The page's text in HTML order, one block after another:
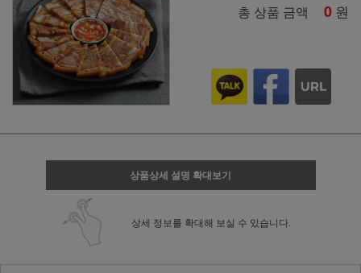
총 상품 금액 0 원
상품상세 설명 확대보기
상세 정보를 확대해 보실 수 있습니다.